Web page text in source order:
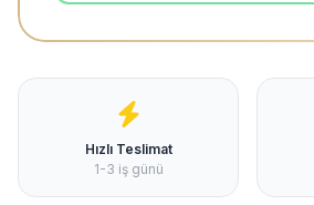
Hızlı Teslimat
1-3 iş günü